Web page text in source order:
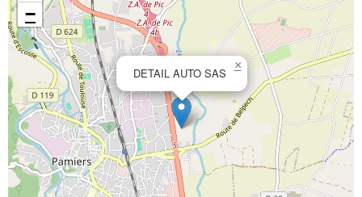
DETAIL AUTO SAS
×
−